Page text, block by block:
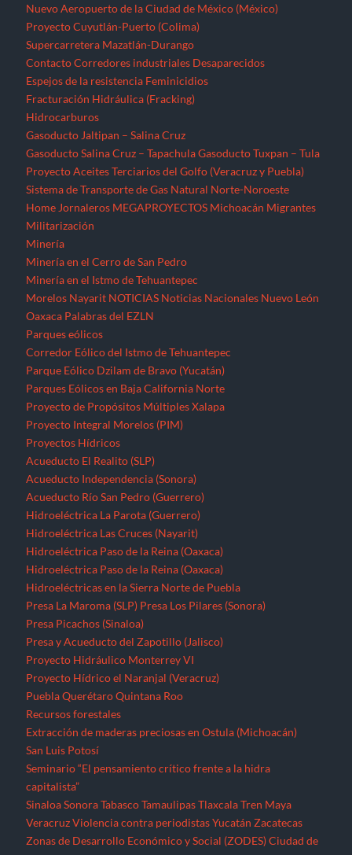
Nuevo Aeropuerto de la Ciudad de México (México)
Proyecto Cuyutlán-Puerto (Colima)
Supercarretera Mazatlán-Durango
Contacto Corredores industriales Desaparecidos
Espejos de la resistencia Feminicidios
Fracturación Hidráulica (Fracking)
Hidrocarburos
Gasoducto Jaltipan – Salina Cruz
Gasoducto Salina Cruz – Tapachula Gasoducto Tuxpan – Tula
Proyecto Aceites Terciarios del Golfo (Veracruz y Puebla)
Sistema de Transporte de Gas Natural Norte-Noroeste
Home Jornaleros MEGAPROYECTOS Michoacán Migrantes
Militarización
Minería
Minería en el Cerro de San Pedro
Minería en el Istmo de Tehuantepec
Morelos Nayarit NOTICIAS Noticias Nacionales Nuevo León
Oaxaca Palabras del EZLN
Parques eólicos
Corredor Eólico del Istmo de Tehuantepec
Parque Eólico Dzilam de Bravo (Yucatán)
Parques Eólicos en Baja California Norte
Proyecto de Propósitos Múltiples Xalapa
Proyecto Integral Morelos (PIM)
Proyectos Hídricos
Acueducto El Realito (SLP)
Acueducto Independencia (Sonora)
Acueducto Río San Pedro (Guerrero)
Hidroeléctrica La Parota (Guerrero)
Hidroeléctrica Las Cruces (Nayarit)
Hidroeléctrica Paso de la Reina (Oaxaca)
Hidroeléctrica Paso de la Reina (Oaxaca)
Hidroeléctricas en la Sierra Norte de Puebla
Presa La Maroma (SLP) Presa Los Pilares (Sonora)
Presa Picachos (Sinaloa)
Presa y Acueducto del Zapotillo (Jalisco)
Proyecto Hidráulico Monterrey VI
Proyecto Hídrico el Naranjal (Veracruz)
Puebla Querétaro Quintana Roo
Recursos forestales
Extracción de maderas preciosas en Ostula (Michoacán)
San Luis Potosí
Seminario “El pensamiento crítico frente a la hidra
capitalista”
Sinaloa Sonora Tabasco Tamaulipas Tlaxcala Tren Maya
Veracruz Violencia contra periodistas Yucatán Zacatecas
Zonas de Desarrollo Económico y Social (ZODES) Ciudad de